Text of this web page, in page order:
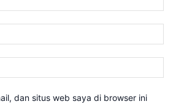
dan situs web saya di browser ini